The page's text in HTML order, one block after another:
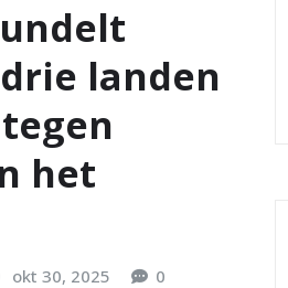
landen
het
okt 30, 2025 0